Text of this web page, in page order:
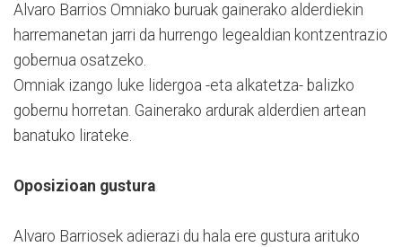
Alvaro Barrios Omniako buruak gainerako alderdiekin
harremanetan jarri da hurrengo legealdian kontzentrazio
gobernua osatzeko.
Omniak izango luke lidergoa -eta alkatetza- balizko
gobernu horretan. Gainerako ardurak alderdien artean
banatuko lirateke.
Oposizioan gustura
Alvaro Barriosek adierazi du hala ere gustura arituko